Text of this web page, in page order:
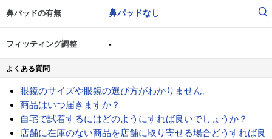
鼻パッドの有無 鼻パッドなし
フィッティング調整 -
よくある質問
眼鏡のサイズや眼鏡の選び方がわかりません。
商品はいつ届きますか？
自宅で試着するにはどのようにすれば良いでしょうか？
店舗に在庫のない商品を店舗に取り寄せる場合どうすれば良